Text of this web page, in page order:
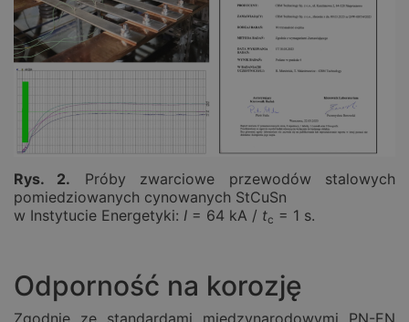
Rys. 2. Próby zwarciowe przewodów stalowych
pomiedziowanych cynowanych StCuSn
w Instytucie Energetyki: I = 64 kA / tc = 1 s.
Odporność na korozję